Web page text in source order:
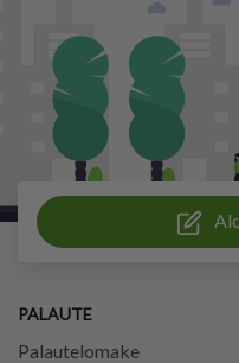
PALAUTE
Palautelomake